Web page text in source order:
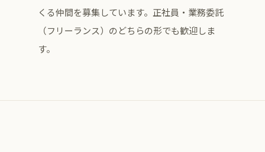
くる仲間を募集しています。正社員・業務委託
（フリーランス）のどちらの形でも歓迎しま
す。